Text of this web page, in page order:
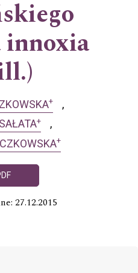
innoxia
+
+
+
27.12.2015